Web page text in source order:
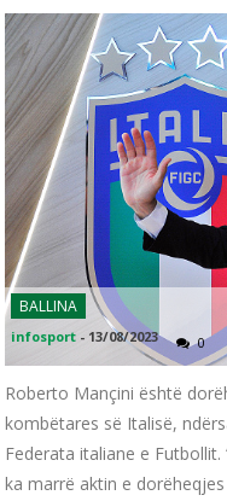
BALLINA
infosport - 13/08/2023 0
Roberto Mançini është
kombëtares së Italisë,
Federata italiane e
ka marrë aktin e